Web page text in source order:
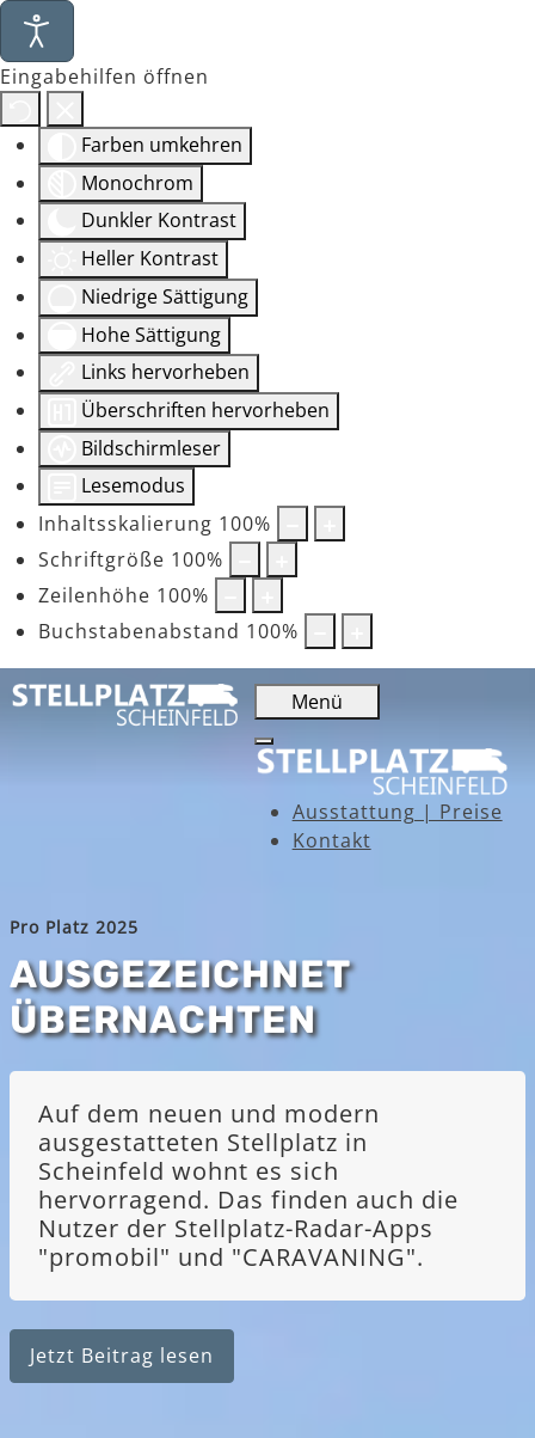
Eingabehilfen öffnen
Farben umkehren
Monochrom
Dunkler Kontrast
Heller Kontrast
Niedrige Sättigung
Hohe Sättigung
Links hervorheben
Überschriften hervorheben
Bildschirmleser
Lesemodus
Inhaltsskalierung 100%
Schriftgröße 100%
Zeilenhöhe 100%
Buchstabenabstand 100%
Menü
Ausstattung | Preise
Kontakt
Pro Platz 2025
AUSGEZEICHNET
ÜBERNACHTEN
Auf dem neuen und modern
ausgestatteten Stellplatz in
Scheinfeld wohnt es sich
hervorragend. Das finden auch die
Nutzer der Stellplatz-Radar-Apps
"promobil" und "CARAVANING".
Jetzt Beitrag lesen